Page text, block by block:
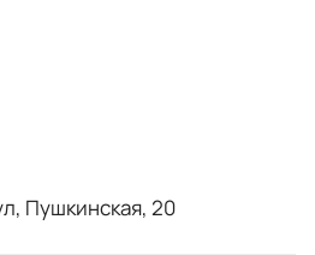
Пушкинская, 20